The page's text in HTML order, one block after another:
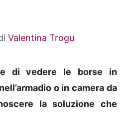
Valentina Trogu
di vedere le borse in
o in camera da
la soluzione che